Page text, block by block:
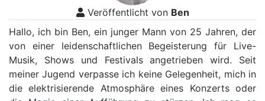
Veröffentlicht von Ben
Hallo, ich bin Ben, ein junger Mann von 25 Jahren, der
von einer leidenschaftlichen Begeisterung für Live-
Musik, Shows und Festivals angetrieben wird. Seit
meiner Jugend verpasse ich keine Gelegenheit, mich in
die elektrisierende Atmosphäre eines Konzerts oder